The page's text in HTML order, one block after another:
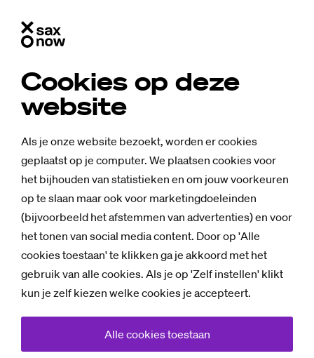
Cookies op deze
website
Als je onze website bezoekt, worden er cookies
geplaatst op je computer. We plaatsen cookies voor
het bijhouden van statistieken en om jouw voorkeuren
op te slaan maar ook voor marketingdoeleinden
(bijvoorbeeld het afstemmen van advertenties) en voor
het tonen van social media content. Door op 'Alle
cookies toestaan' te klikken ga je akkoord met het
gebruik van alle cookies. Als je op 'Zelf instellen' klikt
kun je zelf kiezen welke cookies je accepteert.
Alle cookies toestaan